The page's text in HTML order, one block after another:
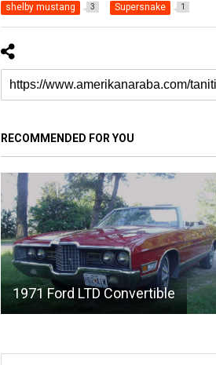
shelby mustang 3 Supersnake 1
RECOMMENDED FOR YOU
1971 Ford LTD Convertible